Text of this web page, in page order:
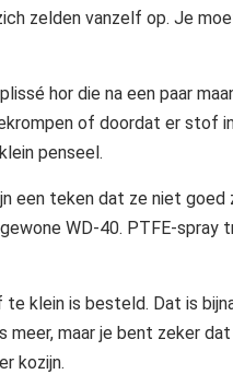
zelden vanzelf op. Je
hor die na een paar
of doordat er stof
penseel.
een teken dat ze niet
WD-40. PTFE-
klein is besteld. Dat is
maar je bent zeker
kozijn.